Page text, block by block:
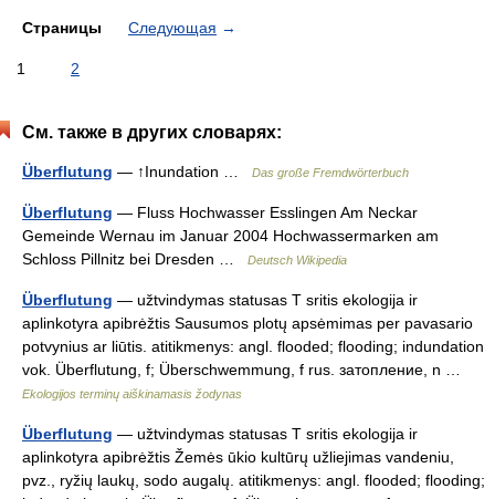
Страницы Следующая →
1 2
См. также в других словарях:
Überflutung — ↑Inundation … Das große Fremdwörterbuch
Überflutung — Fluss Hochwasser Esslingen Am Neckar
Gemeinde Wernau im Januar 2004 Hochwassermarken am
Schloss Pillnitz bei Dresden …
Deutsch Wikipedia
Überflutung — užtvindymas statusas T sritis ekologija ir
aplinkotyra apibrėžtis Sausumos plotų apsėmimas per pavasario
potvynius ar liūtis. atitikmenys: angl. flooded; flooding; indundation
vok. Überflutung, f; Überschwemmung, f rus. затопление, n …
Ekologijos terminų aiškinamasis žodynas
Überflutung — užtvindymas statusas T sritis ekologija ir
aplinkotyra apibrėžtis Žemės ūkio kultūrų užliejimas vandeniu,
pvz., ryžių laukų, sodo augalų. atitikmenys: angl. flooded; flooding;